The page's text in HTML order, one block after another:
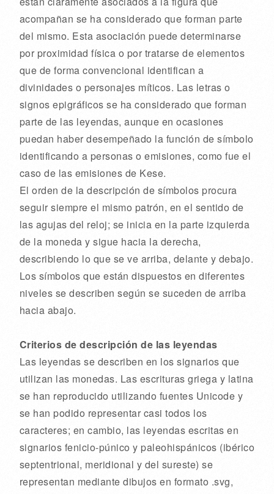
acompañan se ha considerado que forman parte
del mismo. Esta asociación puede determinarse
por proximidad física o por tratarse de elementos
que de forma convencional identifican a
divinidades o personajes míticos. Las letras o
signos epigráficos se ha considerado que forman
parte de las leyendas, aunque en ocasiones
puedan haber desempeñado la función de símbolo
identificando a personas o emisiones, como fue el
caso de las emisiones de Kese.
El orden de la descripción de símbolos procura
seguir siempre el mismo patrón, en el sentido de
las agujas del reloj; se inicia en la parte izquierda
de la moneda y sigue hacia la derecha,
describiendo lo que se ve arriba, delante y debajo.
Los símbolos que están dispuestos en diferentes
niveles se describen según se suceden de arriba
hacia abajo.
Criterios de descripción de las leyendas
Las leyendas se describen en los signarios que
utilizan las monedas. Las escrituras griega y latina
se han reproducido utilizando fuentes Unicode y
se han podido representar casi todos los
caracteres; en cambio, las leyendas escritas en
signarios fenicio-púnico y paleohispánicos (ibérico
septentrional, meridional y del sureste) se
representan mediante dibujos en formato .svg,